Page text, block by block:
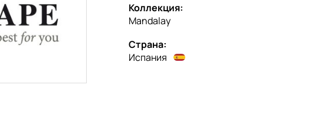
Коллекция:
Mandalay
Страна:
Испания